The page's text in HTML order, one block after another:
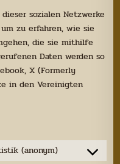
sozialen Netzwerke
zu erfahren, wie sie
die sie mithilfe
Daten werden so
X (Formerly
in den Vereinigten
(anonym)
Consent